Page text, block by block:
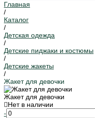
Главная
/
Каталог
/
Детская одежда
/
Детские пиджаки и костюмы
/
Детские жакеты
/
Жакет для девочки
Жакет для девочки
Нет в наличии
-